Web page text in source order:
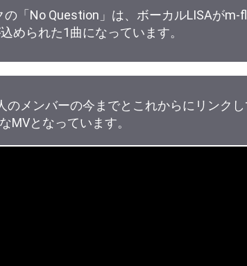
「No Question」は、ボーカルLISAがm-
められた1曲になっています。
のメンバーの今までとこれからにリンクし
MVとなっています。